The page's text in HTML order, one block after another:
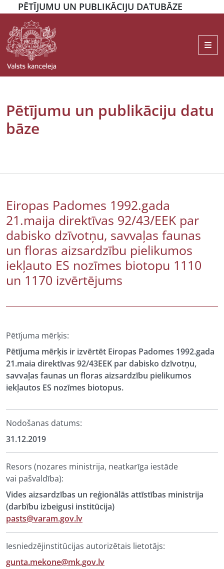
PĒTĪJUMU UN PUBLIKĀCIJU DATUBĀZE
Pētījumu un publikāciju datu
bāze
Eiropas Padomes 1992.gada
21.maija direktīvas 92/43/EEK par
dabisko dzīvotņu, savvaļas faunas
un floras aizsardzību pielikumos
iekļauto ES nozīmes biotopu 1110
un 1170 izvērtējums
Pētījuma mērķis:
Pētījuma mērķis ir izvērtēt Eiropas Padomes 1992.gada
21.maia direktīvas 92/43EEK par dabisko dzīvotņu,
savvaļas faunas un floras aizsardzību pielikumos
iekļautos ES nozīmes biotopus.
Nodošanas datums:
31.12.2019
Resors (nozares ministrija, neatkarīga iestāde
vai pašvaldība):
Vides aizsardzības un reģionālās attīstības ministrija
(darbību izbeigusi institūcija)
pasts@varam.gov.lv
Iesniedzējinstitūcijas autorizētais lietotājs:
gunta.mekone@mk.gov.lv